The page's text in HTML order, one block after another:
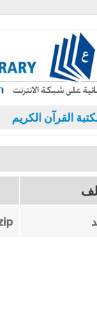
القرآن الكريم